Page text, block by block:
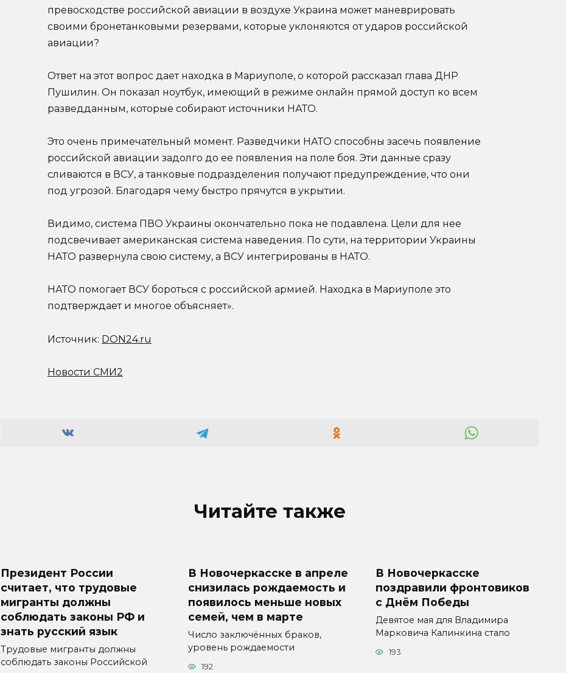
превосходстве российской авиации в воздухе Украина может маневрировать
своими бронетанковыми резервами, которые уклоняются от ударов российской
авиации?
Ответ на этот вопрос дает находка в Мариуполе, о которой рассказал глава ДНР
Пушилин. Он показал ноутбук, имеющий в режиме онлайн прямой доступ ко всем
разведданным, которые собирают источники НАТО.
Это очень примечательный момент. Разведчики НАТО способны засечь появление
российской авиации задолго до ее появления на поле боя. Эти данные сразу
сливаются в ВСУ, а танковые подразделения получают предупреждение, что они
под угрозой. Благодаря чему быстро прячутся в укрытии.
Видимо, система ПВО Украины окончательно пока не подавлена. Цели для нее
подсвечивает американская система наведения. По сути, на территории Украины
НАТО развернула свою систему, а ВСУ интегрированы в НАТО.
НАТО помогает ВСУ бороться с российской армией. Находка в Мариуполе это
подтверждает и многое объясняет».
Источник: DON24.ru
Новости СМИ2
Читайте также
Президент России
считает, что трудовые
мигранты должны
соблюдать законы РФ и
знать русский язык
Трудовые мигранты должны
соблюдать законы Российской
В Новочеркасске в апреле
снизилась рождаемость и
появилось меньше новых
семей, чем в марте
Число заключённых браков,
уровень рождаемости
192
В Новочеркасске
поздравили фронтовиков
с Днём Победы
Девятое мая для Владимира
Марковича Калинкина стало
193